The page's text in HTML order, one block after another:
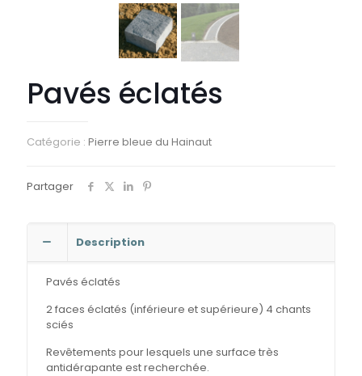
Pavés éclatés
Catégorie : Pierre bleue du Hainaut
Partager
Description
Pavés éclatés
2 faces éclatés (inférieure et supérieure) 4 chants
sciés
Revêtements pour lesquels une surface très
antidérapante est recherchée.